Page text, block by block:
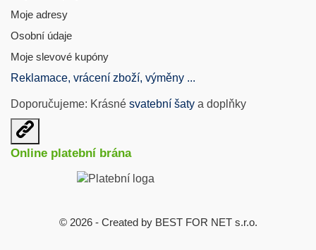
Moje adresy
Osobní údaje
Moje slevové kupóny
Reklamace, vrácení zboží, výměny ...
Doporučujeme: Krásné svatební šaty a doplňky
Otevřit
užitečné
odkazy
Online platební brána
© 2026 - Created by BEST FOR NET s.r.o.